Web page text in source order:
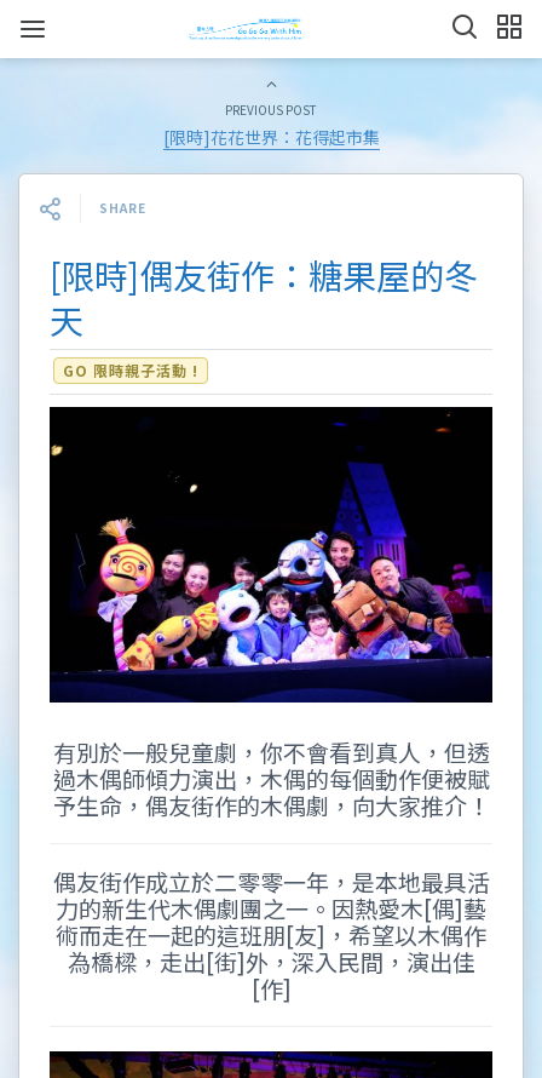
PREVIOUS POST
[限時]花花世界：花得起市集
SHARE
[限時]偶友街作：糖果屋的冬
天
GO 限時親子活動 !
有別於一般兒童劇，你不會看到真人，但透
過木偶師傾力演出，木偶的每個動作便被賦
予生命，偶友街作的木偶劇，向大家推介！
偶友街作成立於二零零一年，是本地最具活
力的新生代木偶劇團之一。因熱愛木[偶]藝
術而走在一起的這班朋[友]，希望以木偶作
為橋樑，走出[街]外，深入民間，演出佳
[作]